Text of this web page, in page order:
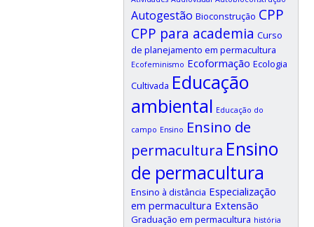
Autogestão Bioconstrução CPP
CPP para academia Curso
de planejamento em permacultura
Ecofeminismo Ecoformação Ecologia
Cultivada Educação
ambiental Educação do
campo Ensino Ensino de
permacultura Ensino
de permacultura
Ensino à distância Especialização
em permacultura Extensão
Graduação em permacultura história